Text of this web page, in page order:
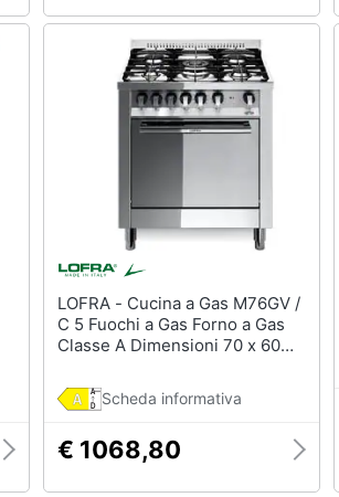
LOFRA - Cucina a Gas M76GV /
C 5 Fuochi a Gas Forno a Gas
Classe A Dimensioni 70 x 60
70
Scheda informativa
€ 1068,80